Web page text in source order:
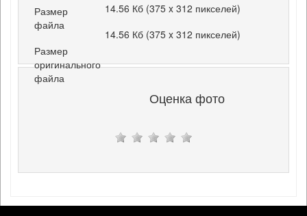
Размер
файла
14.56 Кб (375 x 312 пикселей)
Размер
оригинального
файла
14.56 Кб (375 x 312 пикселей)
Оценка фото